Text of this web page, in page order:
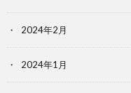
2024年2月
2024年1月